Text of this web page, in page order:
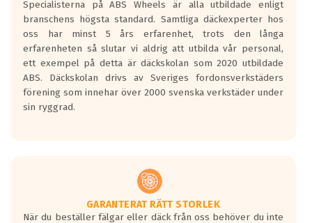
längsta.
Inga D eller G betyg delas ut för
personbilar och lätta lastbilar.
Betyget sätts efter ett test där däcken
skall bromsa in på en väg där det ligger
0.5-1.5 mm vatten.
I 80km/h kommer skillnaden på
Vid körning i över 50km/h brukar
rullmotståndets ljud överträffa
motorljudet.
Specialisterna på ABS Wheels är alla utbildade enligt
branschens högsta standard. Samtliga däckexperter hos
oss har minst 5 års erfarenhet, trots den långa
erfarenheten så slutar vi aldrig att utbilda vår personal,
ett exempel på detta är däckskolan som 2020 utbildade
ABS. Däckskolan drivs av Sveriges fordonsverkstäders
förening som innehar över 2000 svenska verkstäder under
sin ryggrad.
GARANTERAT RÄTT STORLEK
När du beställer fälgar eller däck från oss behöver du inte